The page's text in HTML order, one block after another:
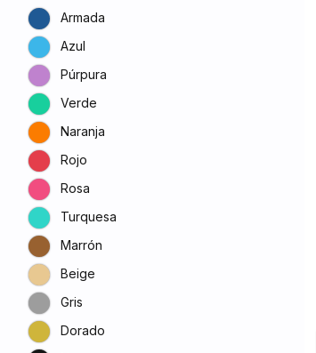
Armada
Azul
Púrpura
Verde
Naranja
Rojo
Rosa
Turquesa
Marrón
Beige
Gris
Dorado